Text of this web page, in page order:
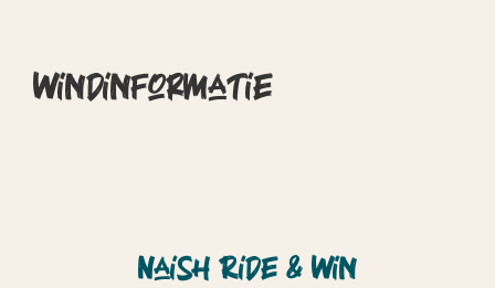
Windinformatie
Naish Ride & Win